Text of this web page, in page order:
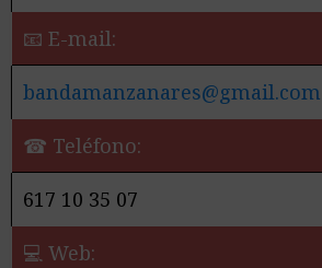
📧 E-mail:
bandamanzanares@gmail.com
☎ Teléfono:
617 10 35 07
💻 Web: